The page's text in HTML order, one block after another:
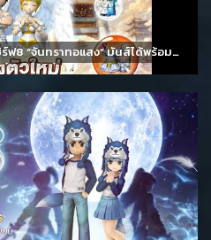
[Real Yulgang Classic] ใหม่เซิร์ฟ8 “จันทราทอแสง” มันส์ได้พร้อมกัน 11 สิงหาคม นี้!!